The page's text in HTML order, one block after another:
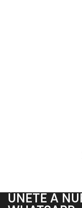
ÚNETE A